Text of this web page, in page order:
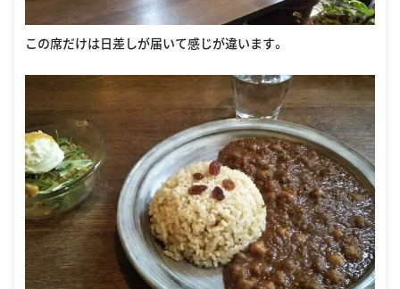
この席だけは日差しが届いて感じが違います。